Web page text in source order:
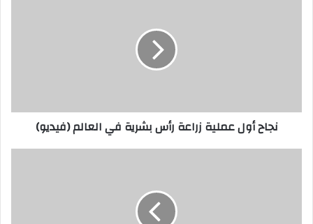
نجاح أول عملية زراعة رأس بشرية في العالم (فيديو)